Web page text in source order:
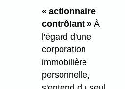
« actionnaire
contrôlant »À
l'égard d'une
corporation
immobilière
personnelle,